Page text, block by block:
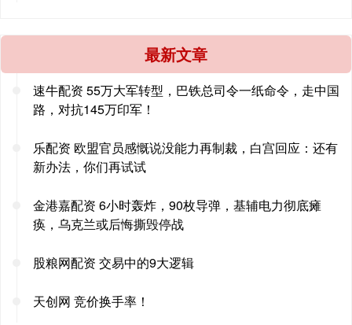
最新文章
速牛配资 55万大军转型，巴铁总司令一纸命令，走中国
路，对抗145万印军！
乐配资 欧盟官员感慨说没能力再制裁，白宫回应：还有
新办法，你们再试试
金港嘉配资 6小时轰炸，90枚导弹，基辅电力彻底瘫
痪，乌克兰或后悔撕毁停战
股粮网配资 交易中的9大逻辑
天创网 竞价换手率！